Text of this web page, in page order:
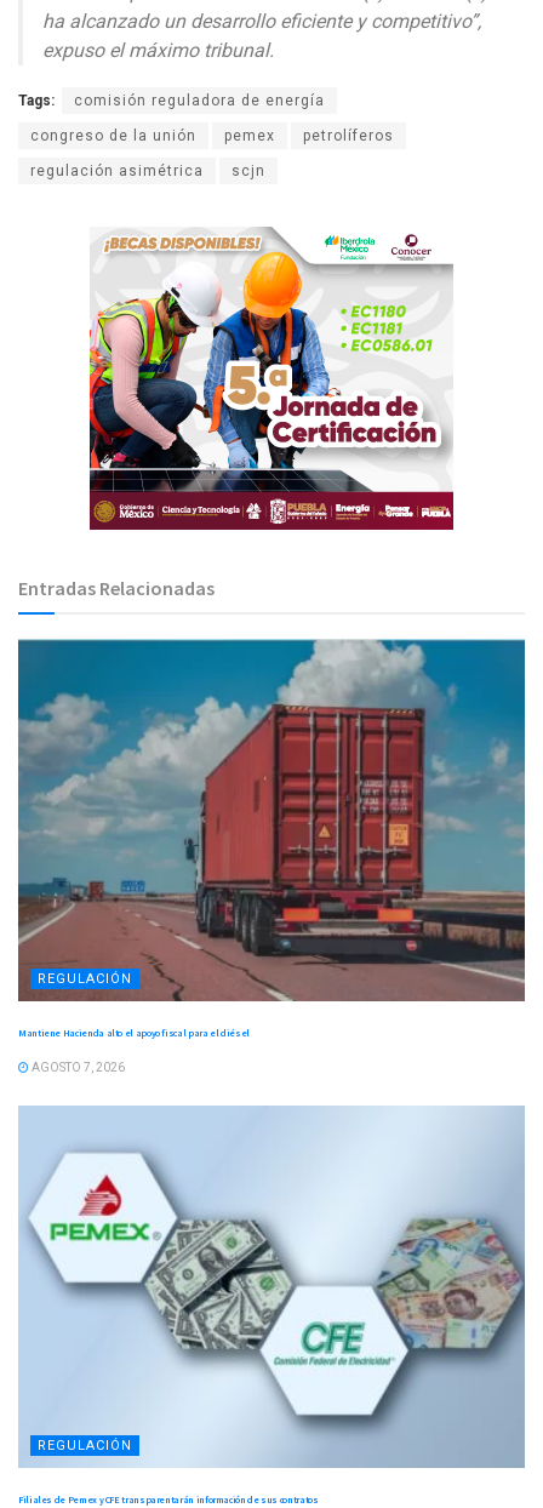
ha alcanzado un desarrollo eficiente y competitivo”,
expuso el máximo tribunal.
Tags: comisión reguladora de energía
congreso de la unión pemex petrolíferos
regulación asimétrica scjn
Entradas Relacionadas
REGULACIÓN
Mantiene Hacienda alto el apoyo fiscal para el diésel
AGOSTO 7, 2026
REGULACIÓN
Filiales de Pemex y CFE transparentarán información de sus contratos